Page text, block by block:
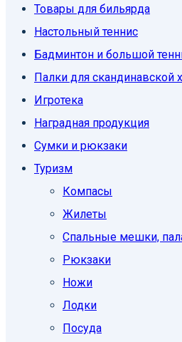
Товары для бильярда
Настольный теннис
Бадминтон и большой
Палки для скандинавской
Игротека
Наградная продукция
Сумки и рюкзаки
Туризм
Компасы
Жилеты
Спальные мешки,
Рюкзаки
Ножи
Лодки
Посуда